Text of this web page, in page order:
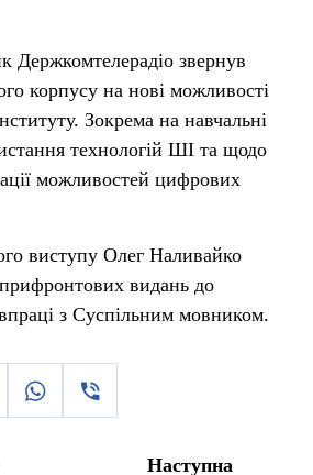
Держкомтелерадіо звернув
корпусу на нові можливості
Зокрема на навчальні
технологій ШІ та щодо
можливостей цифрових
виступу Олег Наливайко
прифронтових видань до
з Суспільним мовником.
Наступна